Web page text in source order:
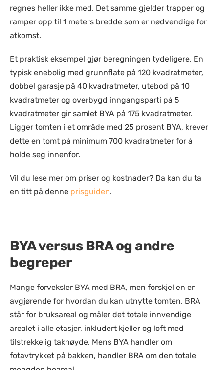
regnes heller ikke med. Det samme gjelder trapper og
ramper opp til 1 meters bredde som er nødvendige for
atkomst.
Et praktisk eksempel gjør beregningen tydeligere. En
typisk enebolig med grunnflate på 120 kvadratmeter,
dobbel garasje på 40 kvadratmeter, utebod på 10
kvadratmeter og overbygd inngangsparti på 5
kvadratmeter gir samlet BYA på 175 kvadratmeter.
Ligger tomten i et område med 25 prosent BYA, krever
dette en tomt på minimum 700 kvadratmeter for å
holde seg innenfor.
Vil du lese mer om priser og kostnader? Da kan du ta
en titt på denne prisguiden.
BYA versus BRA og andre
begreper
Mange forveksler BYA med BRA, men forskjellen er
avgjørende for hvordan du kan utnytte tomten. BRA
står for bruksareal og måler det totale innvendige
arealet i alle etasjer, inkludert kjeller og loft med
tilstrekkelig takhøyde. Mens BYA handler om
fotavtrykket på bakken, handler BRA om den totale